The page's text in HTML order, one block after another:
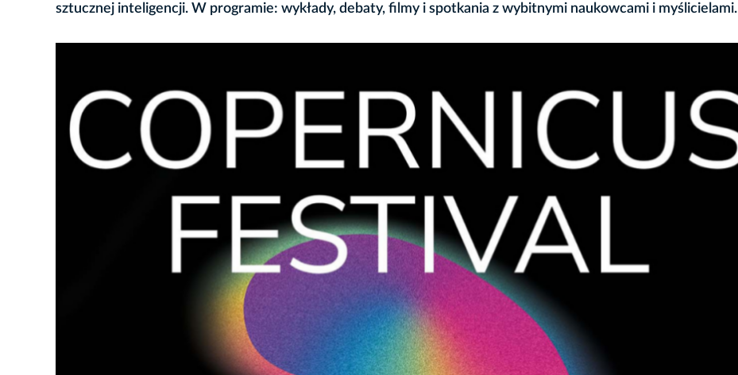
sztucznej inteligencji. W programie: wykłady, debaty, filmy i spotkania z wybitnymi naukowcami i myślicielami.